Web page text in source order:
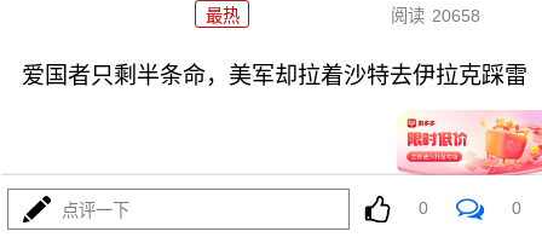
最热 阅读 20658
爱国者只剩半条命，美军却拉着沙特去伊拉克踩雷
点评一下 0 0